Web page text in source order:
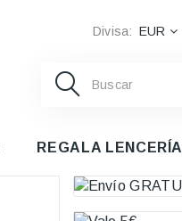
Divisa: EUR
REGALA LENCERÍA